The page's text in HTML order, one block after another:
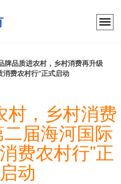
牌品质进农村，乡村消费再升级
费农村行”正式启动
村，乡村消费
届海河国际
费农村行”正
动